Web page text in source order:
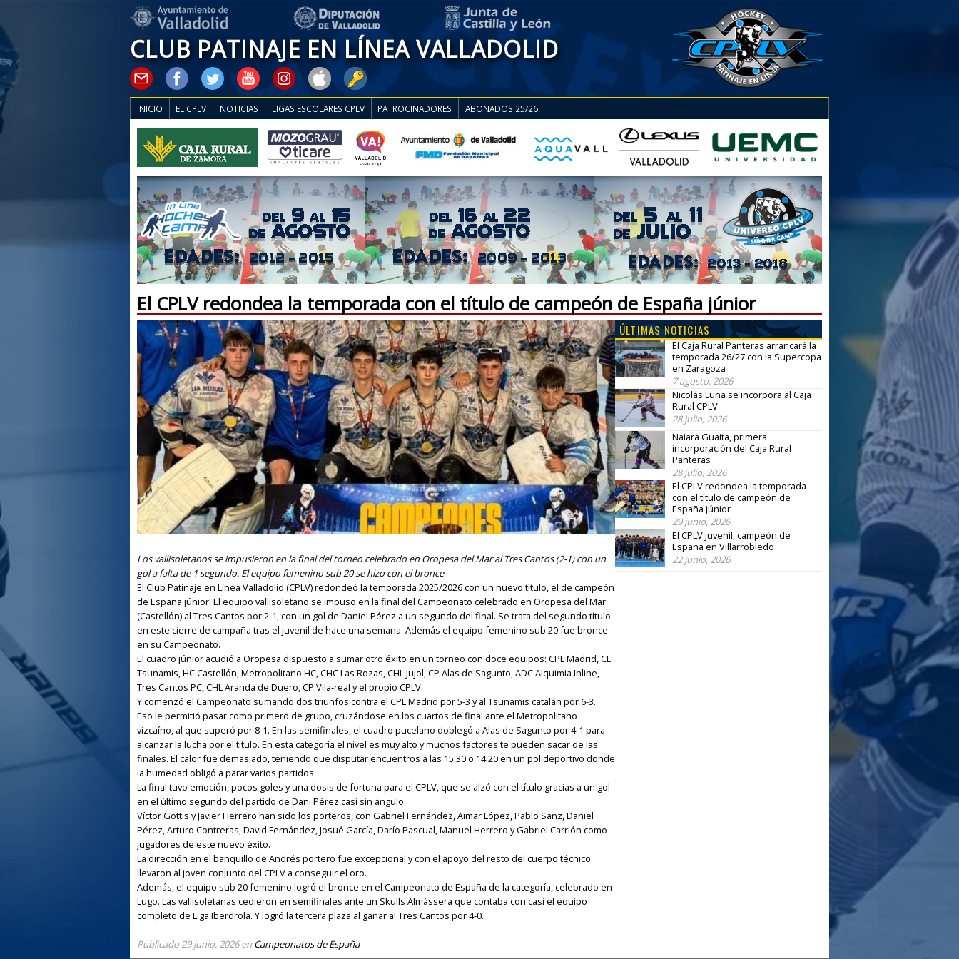
CLUB PATINAJE EN LÍNEA VALLADOLID
INICIO EL CPLV NOTICIAS LIGAS ESCOLARES CPLV PATROCINADORES ABONADOS 25/26
El CPLV redondea la temporada con el título de campeón de España júnior
Los vallisoletanos se impusieron en la final del torneo celebrado en Oropesa del Mar al Tres Cantos (2-1) con un
gol a falta de 1 segundo. El equipo femenino sub 20 se hizo con el bronce
El Club Patinaje en Línea Valladolid (CPLV) redondeó la temporada 2025/2026 con un nuevo título, el de campeón
de España júnior. El equipo vallisoletano se impuso en la final del Campeonato celebrado en Oropesa del Mar
(Castellón) al Tres Cantos por 2-1, con un gol de Daniel Pérez a un segundo del final. Se trata del segundo título
en este cierre de campaña tras el juvenil de hace una semana. Además el equipo femenino sub 20 fue bronce
en su Campeonato.
El cuadro júnior acudió a Oropesa dispuesto a sumar otro éxito en un torneo con doce equipos: CPL Madrid, CE
Tsunamis, HC Castellón, Metropolitano HC, CHC Las Rozas, CHL Jujol, CP Alas de Sagunto, ADC Alquimia Inline,
Tres Cantos PC, CHL Aranda de Duero, CP Vila-real y el propio CPLV.
Y comenzó el Campeonato sumando dos triunfos contra el CPL Madrid por 5-3 y al Tsunamis catalán por 6-3.
Eso le permitió pasar como primero de grupo, cruzándose en los cuartos de final ante el Metropolitano
vizcaíno, al que superó por 8-1. En las semifinales, el cuadro pucelano doblegó a Alas de Sagunto por 4-1 para
alcanzar la lucha por el título. En esta categoría el nivel es muy alto y muchos factores te pueden sacar de las
finales. El calor fue demasiado, teniendo que disputar encuentros a las 15:30 o 14:20 en un polideportivo donde
la humedad obligó a parar varios partidos.
La final tuvo emoción, pocos goles y una dosis de fortuna para el CPLV, que se alzó con el título gracias a un gol
en el último segundo del partido de Dani Pérez casi sin ángulo.
Víctor Gottis y Javier Herrero han sido los porteros, con Gabriel Fernández, Aimar López, Pablo Sanz, Daniel
Pérez, Arturo Contreras, David Fernández, Josué García, Darío Pascual, Manuel Herrero y Gabriel Carrión como
jugadores de este nuevo éxito.
La dirección en el banquillo de Andrés portero fue excepcional y con el apoyo del resto del cuerpo técnico
llevaron al joven conjunto del CPLV a conseguir el oro.
Además, el equipo sub 20 femenino logró el bronce en el Campeonato de España de la categoría, celebrado en
Lugo. Las vallisoletanas cedieron en semifinales ante un Skulls Almàssera que contaba con casi el equipo
completo de Liga Iberdrola. Y logró la tercera plaza al ganar al Tres Cantos por 4-0.
Publicado 29 junio, 2026en Campeonatos de España
ÚLTIMAS NOTICIAS
El Caja Rural Panteras arrancará la
temporada 26/27 con la Supercopa
en Zaragoza
7 agosto, 2026
Nicolás Luna se incorpora al Caja
Rural CPLV
28 julio, 2026
Naiara Guaita, primera
incorporación del Caja Rural
Panteras
28 julio, 2026
El CPLV redondea la temporada
con el título de campeón de
España júnior
29 junio, 2026
El CPLV juvenil, campeón de
España en Villarrobledo
22 junio, 2026